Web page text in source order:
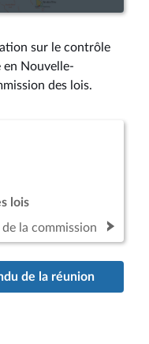
sur le contrôle
en Nouvelle-
des lois.
lois
la commission
de la réunion